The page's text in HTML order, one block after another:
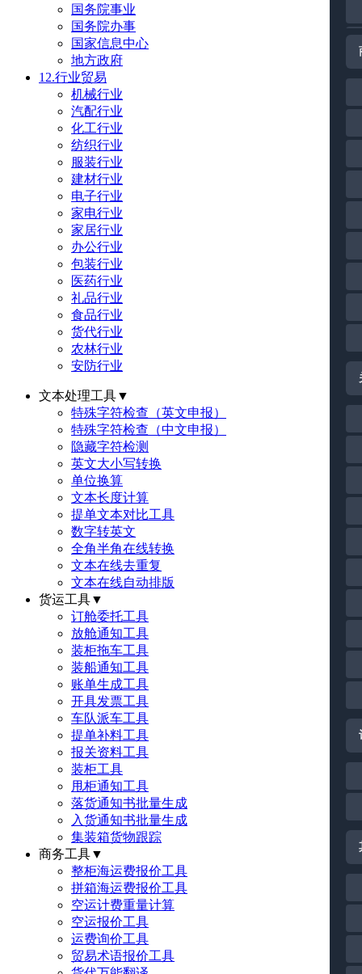
国务院事业
国务院办事
国家信息中心
地方政府
12.行业贸易
机械行业
汽配行业
化工行业
纺织行业
服装行业
建材行业
电子行业
家电行业
家居行业
办公行业
包装行业
医药行业
礼品行业
食品行业
货代行业
农林行业
安防行业
文本处理工具▼
特殊字符检查（英文申报）
特殊字符检查（中文申报）
隐藏字符检测
英文大小写转换
单位换算
文本长度计算
提单文本对比工具
数字转英文
全角半角在线转换
文本在线去重复
文本在线自动排版
货运工具▼
订舱委托工具
放舱通知工具
装柜拖车工具
装船通知工具
账单生成工具
开具发票工具
车队派车工具
提单补料工具
报关资料工具
装柜工具
甩柜通知工具
落货通知书批量生成
入货通知书批量生成
集装箱货物跟踪
商务工具▼
整柜海运费报价工具
拼箱海运费报价工具
空运计费重量计算
空运报价工具
运费询价工具
贸易术语报价工具